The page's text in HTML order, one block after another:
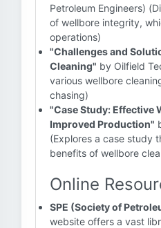
Petroleum Engineers)
of wellbore integrity,
operations)
"Challenges and
Cleaning" by Oilfield
various wellbore
chasing)
"Case Study: Effective
Improved Production"
(Explores a case study
benefits of wellbore
Online
SPE (Society of
website offers a vast